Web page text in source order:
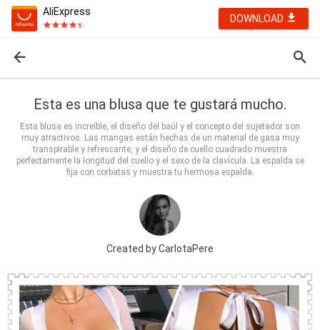
AliExpress
DOWNLOAD
Esta es una blusa que te gustará mucho.
Esta blusa es increíble, el diseño del baúl y el concepto del sujetador son
muy atractivos. Las mangas están hechas de un material de gasa muy
transpirable y refrescante, y el diseño de cuello cuadrado muestra
perfectamente la longitud del cuello y el sexo de la clavícula. La espalda se
fija con corbatas y muestra tu hermosa espalda.
Created byCarlotaPere